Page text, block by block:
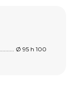
Ø 95 h 100